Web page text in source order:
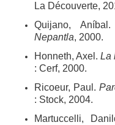
La Découverte,
Quijano,
Nepantla, 2000.
Honneth, Axel.La
: Cerf, 2000.
Ricoeur, Paul.
: Stock, 2004.
Martuccelli,